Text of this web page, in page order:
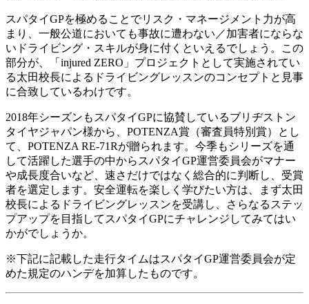
スパタイGPを極めることでリスク・マネージメント力が高
まり、一般公道においても事故に遭わない／加害者にならな
いドライビング・スキルが身に付くといえるでしょう。この
部分が、「injured ZERO」プロジェクトとして実施されてい
る太田校長によるドライビングレッスンのコンセプトと見事
に合致しているわけです。
2018年シーズンもスパタイGPに協賛しているブリヂストン
タイヤジャパン様から、POTENZA賞（審査員特別賞）とし
て、POTENZA RE-71Rが贈られます。今季もシリーズを通
して活躍した選手の中からスパタイGP運営委員会がマナー
や成長度合いなど、速さだけではなく総合的に判断し、受賞
者を選定します。安全運転を楽しく学びたい方は、まず太田
校長によるドライビングレッスンを受講し、さらなるステッ
プアップを目指してスパタイGPにチャレンジしてみてはい
かがでしょうか。
※下記に記載した走行タイムはスパタイGP運営委員会が定
めた規定のハンデを加算したものです。